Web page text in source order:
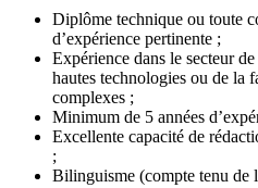
Diplôme technique ou toute
d’expérience pertinente ;
Expérience dans le secteur
hautes technologies ou de la
complexes ;
Minimum de 5 années
Excellente capacité de
;
Bilinguisme (compte tenu de